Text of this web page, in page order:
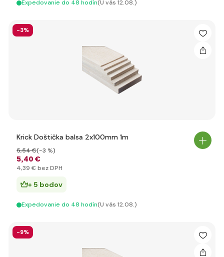
Expedovanie do 48 hodín(U vás 12.08.)
-3%
Krick Doštička balsa 2x100mm 1m
5,40 €
5,54 €(-3 %)
4,39 € bez DPH
+ 5 bodov
Expedovanie do 48 hodín(U vás 12.08.)
-9%